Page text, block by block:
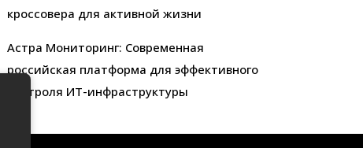
кроссовера для активной жизни
Астра Мониторинг: Современная
российская платформа для эффективного
контроля ИТ-инфраструктуры